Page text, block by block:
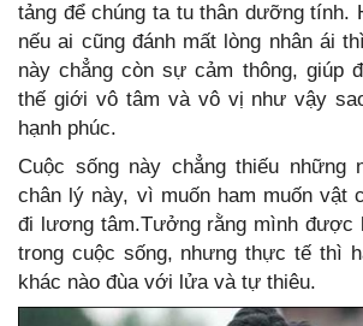
tảng để chúng ta tu thân dưỡng tính.
nếu ai cũng đánh mất lòng nhân ái
này chẳng còn sự cảm thông, giúp
thế giới vô tâm và vô vị như vậy
hạnh phúc.
Cuộc sống này chẳng thiếu những
chân lý này, vì muốn ham muốn vật
đi lương tâm.Tưởng rằng mình được
trong cuộc sống, nhưng thực tế thì
khác nào đùa với lửa và tự thiêu.